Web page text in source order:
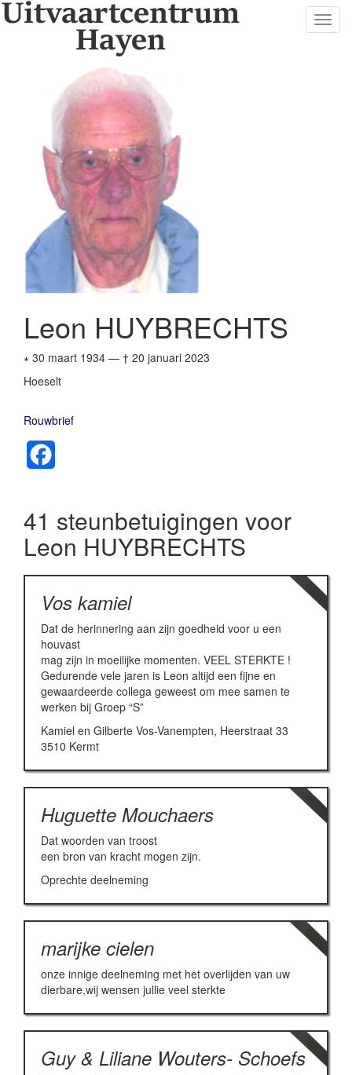
Leon HUYBRECHTS
∗ 30 maart 1934 — † 20 januari 2023
Hoeselt
Rouwbrief
41 steunbetuigingen voor
Leon HUYBRECHTS
Vos kamiel
Dat de herinnering aan zijn goedheid voor u een
houvast
mag zijn in moeilijke momenten. VEEL STERKTE !
Gedurende vele jaren is Leon altijd een fijne en
gewaardeerde collega geweest om mee samen te
werken bij Groep “S”
Kamiel en Gilberte Vos-Vanempten, Heerstraat 33
3510 Kermt
Huguette Mouchaers
Dat woorden van troost
een bron van kracht mogen zijn.
Oprechte deelneming
marijke cielen
onze innige deelneming met het overlijden van uw
dierbare,wij wensen jullie veel sterkte
Guy & Liliane Wouters- Schoefs